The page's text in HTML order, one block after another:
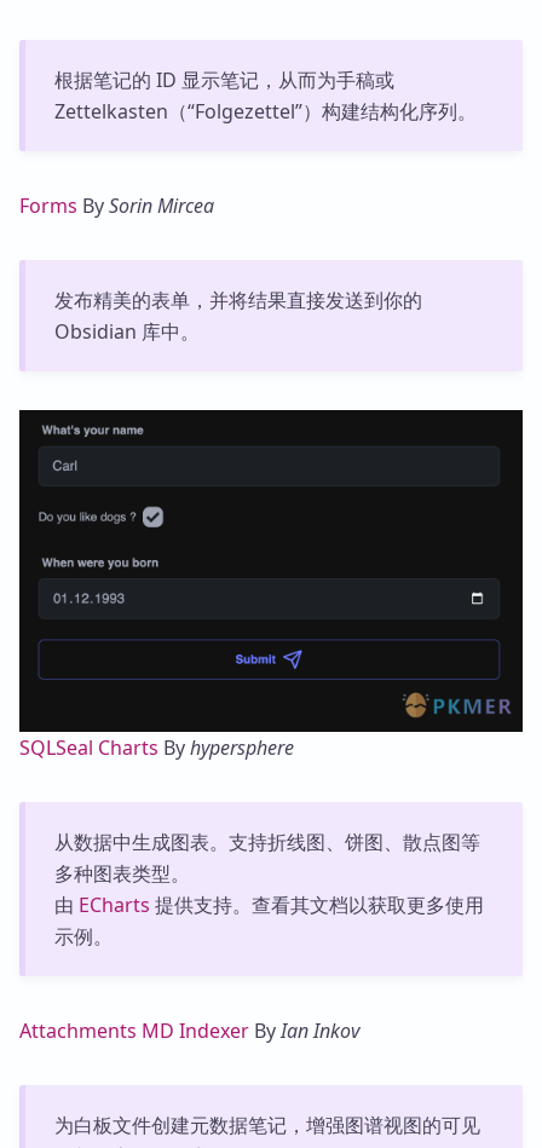
根据笔记的 ID 显示笔记，从而为手稿或
Zettelkasten（“Folgezettel”）构建结构化序列。
Forms BySorin Mircea
发布精美的表单，并将结果直接发送到你的
Obsidian 库中。
SQLSeal Charts Byhypersphere
从数据中生成图表。支持折线图、饼图、散点图等
多种图表类型。
由 ECharts 提供支持。查看其文档以获取更多使用
示例。
Attachments MD Indexer ByIan Inkov
为白板文件创建元数据笔记，增强图谱视图的可见